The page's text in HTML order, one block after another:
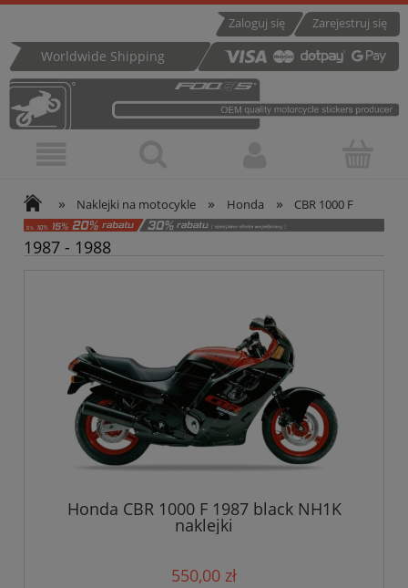
Zarejestruj się
Zaloguj się
Worldwide Shipping
» Naklejki na motocykle » Honda » CBR 1000 F
1987 - 1988
Honda CBR 1000 F 1987 black NH1K
naklejki
550,00 zł